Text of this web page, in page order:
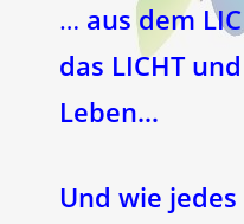
… aus dem
das LICHT
Leben…
Und wie